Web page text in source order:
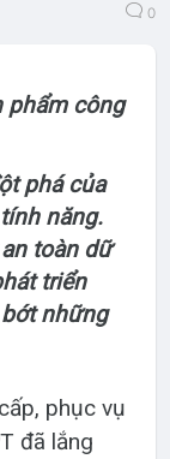
0
phẩm công
phá của
năng.
toàn dữ
triển
những
phục vụ
đã lắng